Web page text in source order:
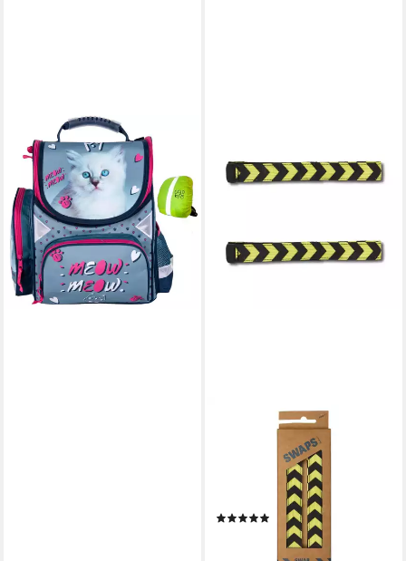
GOLDKIDS
Schulranzen Schulrucksack
Teenager (Kinderrucksack, für
Jungen und Mädchen), mit
Regenschutz
54,50 €
lieferbar - in 2-3 Werktagen bei dir
Schulrucksack Swaps 2er Set
für Pack Schulrucksack ready
to swap Danger (2-tlg),
individuell kombinierbar
(3)
lieferbar - in 2-3 Werktagen bei dir